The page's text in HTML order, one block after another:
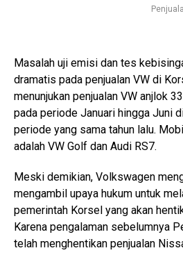
Masalah uji emisi dan tes
dramatis pada penjualan VW di
menunjukan penjualan VW anjlok
pada periode Januari hingga Juni
periode yang sama tahun lalu.
adalah VW Golf dan Audi RS7.
Meski demikian, Volkswagen
mengambil upaya hukum untuk
pemerintah Korsel yang akan
Karena pengalaman sebelumnya
telah menghentikan penjualan